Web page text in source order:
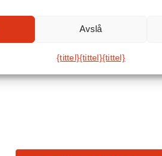
Avslå
{tittel}{tittel}{tittel}